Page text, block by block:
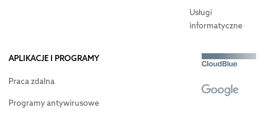
Usługi
informatyczne
APLIKACJE I PROGRAMY
Praca zdalna
Programy antywirusowe